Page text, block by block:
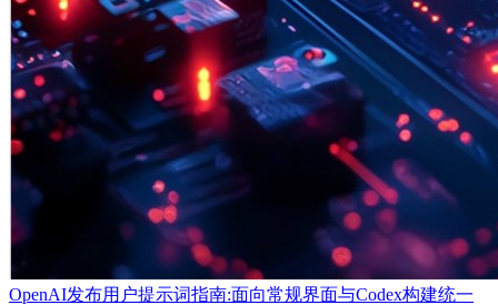
OpenAI发布用户提示词指南:面向常规界面与Codex构建统一